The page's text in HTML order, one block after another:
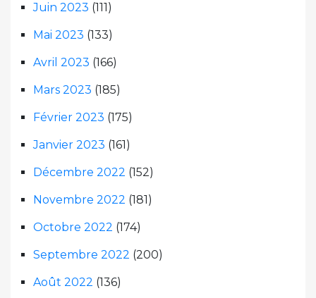
Juin 2023 (111)
Mai 2023 (133)
Avril 2023 (166)
Mars 2023 (185)
Février 2023 (175)
Janvier 2023 (161)
Décembre 2022 (152)
Novembre 2022 (181)
Octobre 2022 (174)
Septembre 2022 (200)
Août 2022 (136)